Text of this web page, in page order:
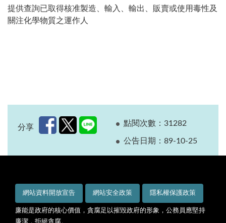
提供查詢已取得核准製造、輸入、輸出、販賣或使用毒性及
關注化學物質之運作人
分享 點閱次數：31282
公告日期：89-10-25
網站資料開放宣告 網站安全政策 隱私權保護政策
廉能是政府的核心價值，貪腐足以摧毀政府的形象，公務員應堅持